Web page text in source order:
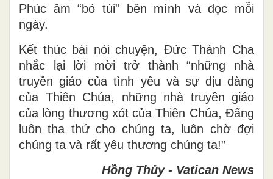
Phúc âm “bỏ túi” bên mình và đọc mỗi
ngày.
Kết thúc bài nói chuyện, Đức Thánh Cha
nhắc lại lời mời trở thành “những nhà
truyền giáo của tình yêu và sự dịu dàng
của Thiên Chúa, những nhà truyền giáo
của lòng thương xót của Thiên Chúa, Đấng
luôn tha thứ cho chúng ta, luôn chờ đợi
chúng ta và rất yêu thương chúng ta!”
Hồng Thủy - Vatican News